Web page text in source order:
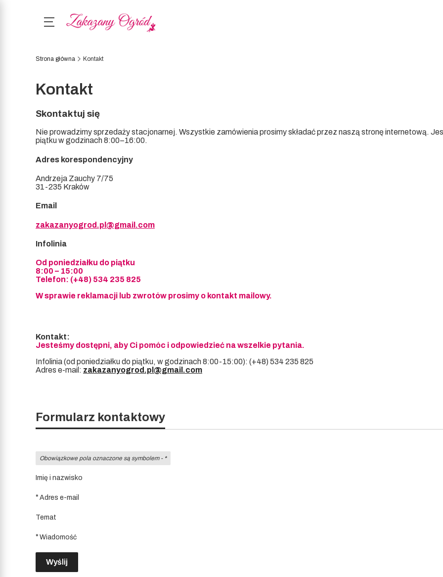
Strona główna Kontakt
Kontakt
Skontaktuj się
Nie prowadzimy sprzedaży stacjonarnej. Wszystkie zamówienia prosimy składać przez naszą stronę internetową.
piątku w godzinach 8:00–16:00.
Adres korespondencyjny
Andrzeja Zauchy 7/75
31-235 Kraków
Email
zakazanyogrod.pl@gmail.com
Infolinia
Od poniedziałku do piątku
8:00 – 15:00
Telefon: (+48) 534 235 825
W sprawie reklamacji lub zwrotów prosimy o kontakt mailowy.
Kontakt:
Jesteśmy dostępni, aby Ci pomóc i odpowiedzieć na wszelkie pytania.
Infolinia (od poniedziałku do piątku, w godzinach 8:00-15:00): (+48) 534 235 825
Adres e-mail: zakazanyogrod.pl@gmail.com
Formularz kontaktowy
Obowiązkowe pola oznaczone są symbolem - *
Imię i nazwisko
* Adres e-mail
Temat
* Wiadomość
Wyślij